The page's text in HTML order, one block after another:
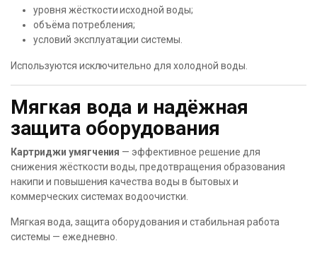
уровня жёсткости исходной воды;
объёма потребления;
условий эксплуатации системы.
Используются исключительно для холодной воды.
Мягкая вода и надёжная
защита оборудования
Картриджи умягчения — эффективное решение для
снижения жёсткости воды, предотвращения образования
накипи и повышения качества воды в бытовых и
коммерческих системах водоочистки.
Мягкая вода, защита оборудования и стабильная работа
системы — ежедневно.